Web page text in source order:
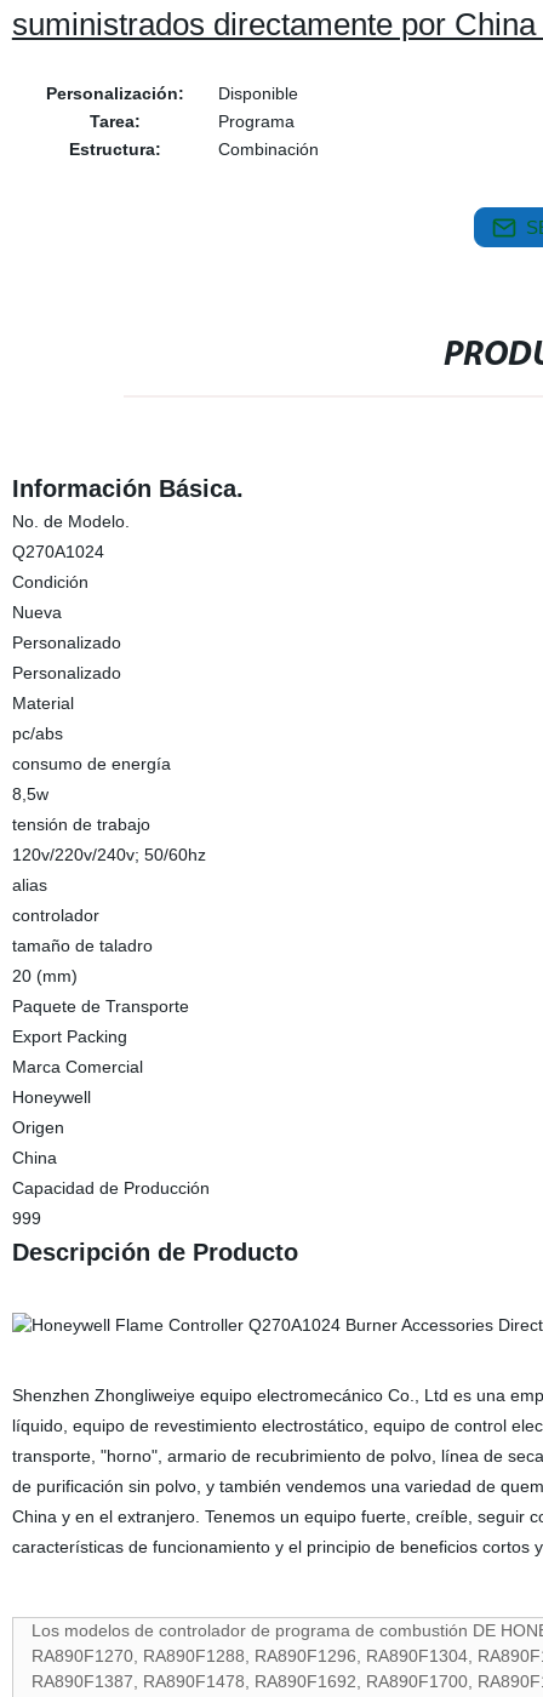
suministrados directamente por
Personalización:
Disponible
Tarea:
Programa
Estructura:
Combinación
Información Básica.
No. de Modelo.
Q270A1024
Condición
Nueva
Personalizado
Personalizado
Material
pc/abs
consumo de energía
8,5w
tensión de trabajo
120v/220v/240v; 50/60hz
alias
controlador
tamaño de taladro
20 (mm)
Paquete de Transporte
Export Packing
Marca Comercial
Honeywell
Origen
China
Capacidad de Producción
999
Descripción de Producto
Shenzhen Zhongliweiye equipo electromecánico Co., Ltd es una
líquido, equipo de revestimiento electrostático, equipo de control
transporte, "horno", armario de recubrimiento de polvo, línea de
de purificación sin polvo, y también vendemos una variedad de
China y en el extranjero. Tenemos un equipo fuerte, creíble, seguir
características de funcionamiento y el principio de beneficios
Los modelos de controlador de programa de combustión DE
RA890F1270, RA890F1288, RA890F1296, RA890F1304,
RA890F1387, RA890F1478, RA890F1692, RA890F1700,